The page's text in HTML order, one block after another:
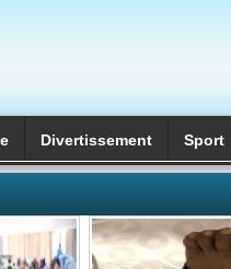
Divertissement Sport